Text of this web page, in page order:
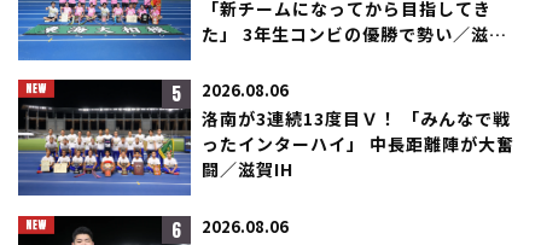
「新チームになってから目指してき
た」 3年生コンビの優勝で勢い／滋賀
5 2026.08.06
洛南が3連続13度目Ｖ！ 「みんなで戦
ったインターハイ」 中長距離陣が大奮
闘／滋賀IH
6 2026.08.06